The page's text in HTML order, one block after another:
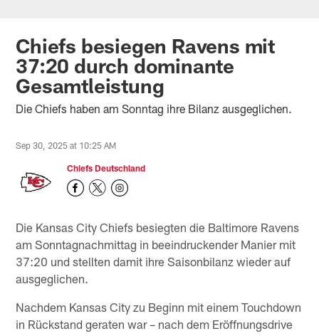
Kansas City Chiefs Official
Chiefs besiegen Ravens mit
37:20 durch dominante
Gesamtleistung
Die Chiefs haben am Sonntag ihre Bilanz ausgeglichen.
Sep 30, 2025 at 10:25 AM
Chiefs Deutschland
Die Kansas City Chiefs besiegten die Baltimore Ravens
am Sonntagnachmittag in beeindruckender Manier mit
37:20 und stellten damit ihre Saisonbilanz wieder auf
ausgeglichen.
Nachdem Kansas City zu Beginn mit einem Touchdown
in Rückstand geraten war – nach dem Eröffnungsdrive